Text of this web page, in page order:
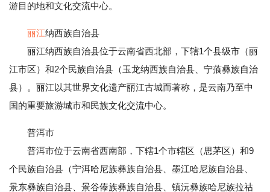
游目的地和文化交流中心。
丽江纳西族自治县
丽江纳西族自治县位于云南省西北部，下辖1个县级市（丽
江市区）和2个民族自治县（玉龙纳西族自治县、宁蒗彝族自治
县）。丽江以其世界文化遗产丽江古城而著称，是云南乃至中
国的重要旅游城市和民族文化交流中心。
普洱市
普洱市位于云南省西南部，下辖1个市辖区（思茅区）和9
个民族自治县（宁洱哈尼族彝族自治县、墨江哈尼族自治县、
景东彝族自治县、景谷傣族彝族自治县、镇沅彝族哈尼族拉祜